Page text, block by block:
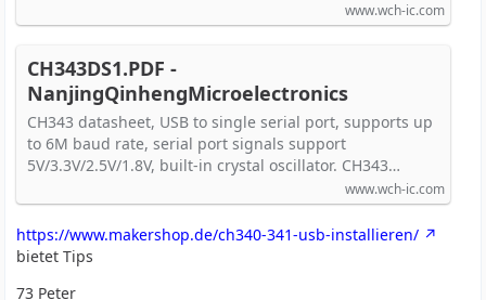
www.wch-ic.com
CH343DS1.PDF -
NanjingQinhengMicroelectronics
CH343 datasheet, USB to single serial port, supports up
to 6M baud rate, serial port signals support
5V/3.3V/2.5V/1.8V, built-in crystal oscillator. CH343…
www.wch-ic.com
https://www.makershop.de/ch340-341-usb-installieren/
bietet Tips
73 Peter